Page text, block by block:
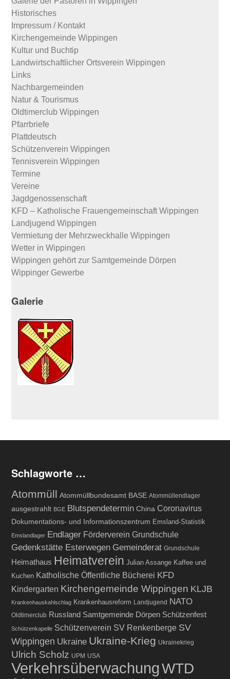
Historisches
Impressum / Kontakt
Kirchengemeinde Wippingen
Kultur und Buchtip
Landwirtschaftlicher Ortsverein Wippingen
Links
Nachbargemeinden
Natur & Tourismus
Oldtimerclub Wippingen
Pfarrbriefe
Plattdeutsch
Schützenverein Wippingen
Tennisverein Wippingen
Termine
Vereine
Jagdgenossenschaft
KFD – Katholische Frauengemeinschaft Wippingen
Landjugend Wippingen
Vermietung der Mehrzweckhalle Wippingen
Wetter in Wippingen
Wippingen gehört zur Samtgemeinde Dörpen
Wippinger Gewerbe
Galerie
Schlagworte …
Atommüll Atommüllbundesamt BASE Atommüllendlager
ausgestrahlt BGE Blutspendetermin China Coronavirus
Dokumentations- und Informationszentrum Emsland-Statistik
Emslandlager Endlager Förderverein Grundschule
Gedenkstätte Esterwegen Gemeinderat Grundschule
Heimathaus Heimatverein Julian Assange Kaffee und
Kuchen Katholische Öffentliche Bücherei KFD
Kindergarten Kirchengemeinde Wippingen KLJB
Krankenhauskahlschlag Krankenhausreform Landjugend NATO
Oldtimerclub Russland Samtgemeinde Dörpen Schützenfest
Schützenkapelle Schützenverein SV Renkenberge SV
Wippingen Ukraine Ukraine-Krieg Ukrainekrieg
Ulrich Scholz UPM USA
VerkehrsüberwachungWTD